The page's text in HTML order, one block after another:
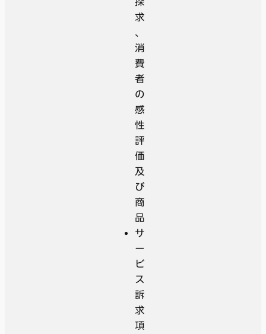
求
、
消
費
者
の
感
性
評
価
及
び
商
品
サ
ー
ビ
ス
訴
求
項